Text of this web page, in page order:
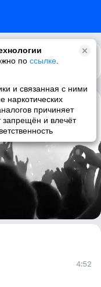
по ссылке
и связанная с ними
наркотических
причиняет
запрещён и влечёт
4:52